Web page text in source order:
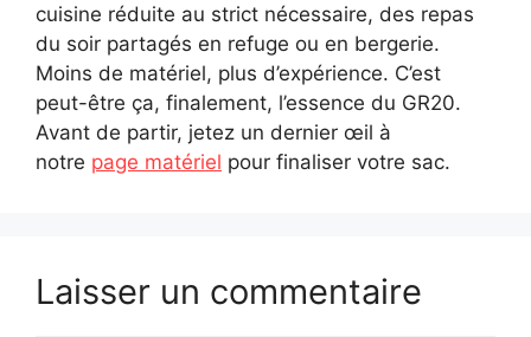
cuisine réduite au strict nécessaire, des repas
du soir partagés en refuge ou en bergerie.
Moins de matériel, plus d’expérience. C’est
peut-être ça, finalement, l’essence du GR20.
Avant de partir, jetez un dernier œil à
notre page matériel pour finaliser votre sac.
Laisser un commentaire